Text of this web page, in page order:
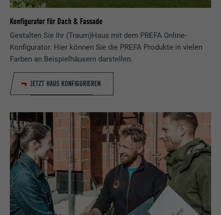
Konfigurator für Dach & Fassade
Gestalten Sie Ihr (Traum)Haus mit dem PREFA Online-
Konfigurator. Hier können Sie die PREFA Produkte in vielen
Farben an Beispielhäusern darstellen.
JETZT HAUS KONFIGURIEREN